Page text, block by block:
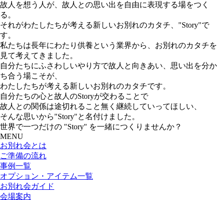
故人を想う人が、故人との思い出を自由に表現する場をつく
る。
それがわたしたちが考える新しいお別れのカタチ、"Story"で
す。
私たちは長年にわたり供養という業界から、お別れのカタチを
見て考えてきました。
自分たちにふさわしいやり方で故人と向きあい、思い出を分か
ち合う場こそが、
わたしたちが考える新しいお別れのカタチです。
自分たちの心と故人のStoryが交わることで
故人との関係は途切れること無く継続していってほしい、
そんな思いから"Story"と名付けました。
世界で一つだけの "Story" を一緒につくりませんか？
MENU
お別れ会とは
ご準備の流れ
事例一覧
オプション・アイテム一覧
お別れ会ガイド
会場案内